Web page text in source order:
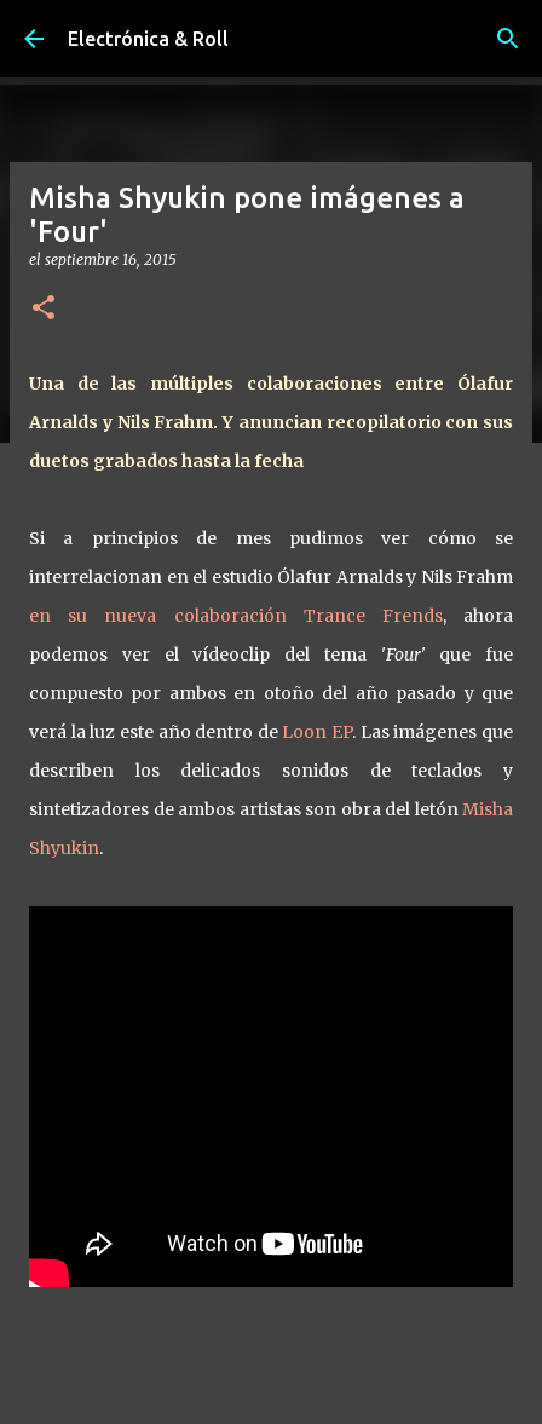
Ir al contenido principal
Electrónica & Roll
Misha Shyukin pone imágenes a
'Four'
el septiembre 16, 2015
Una de las múltiples colaboraciones entre Ólafur
Arnalds y Nils Frahm. Y anuncian recopilatorio con sus
duetos grabados hasta la fecha
Si a principios de mes pudimos ver cómo se
interrelacionan en el estudio Ólafur Arnalds y Nils Frahm
en su nueva colaboración Trance Frends, ahora
podemos ver el vídeoclip del tema 'Four' que fue
compuesto por ambos en otoño del año pasado y que
verá la luz este año dentro deLoon EP. Las imágenes que
describen los delicados sonidos de teclados y
sintetizadores de ambos artistas son obra del letónMisha
Shyukin.